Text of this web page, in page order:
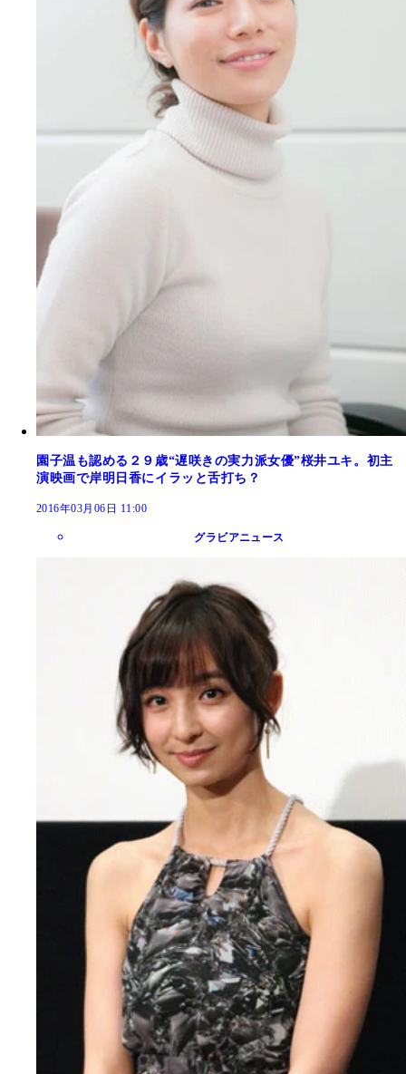
園子温も認める２９歳“遅咲きの実力派女優”桜井ユキ。初主
演映画で岸明日香にイラッと舌打ち？
2016年03月06日 11:00
グラビアニュース